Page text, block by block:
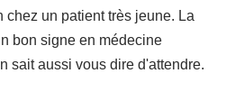
un patient très jeune. La
bon signe en médecine
sait aussi vous dire d'attendre.